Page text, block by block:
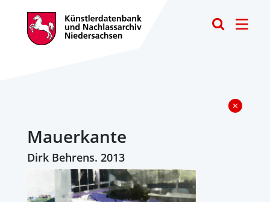
Mauerkante
Dirk Behrens. 2013